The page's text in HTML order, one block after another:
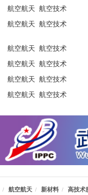
航空航天 航空技术
航空航天 航空技术
航空航天 航空技术
航空航天 航空技术
航空航天 航空技术
航空航天 航空技术
/ 航空航天 / 新材料 / 高技术